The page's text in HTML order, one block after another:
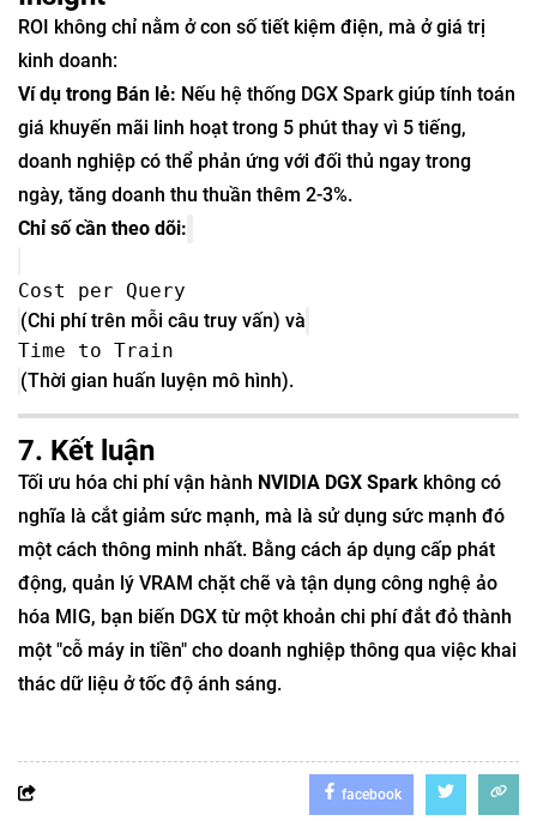
ROI không chỉ nằm ở con số tiết kiệm điện, mà ở giá trị
kinh doanh:
Ví dụ trong Bán lẻ: Nếu hệ thống DGX Spark giúp tính toán
giá khuyến mãi linh hoạt trong 5 phút thay vì 5 tiếng,
doanh nghiệp có thể phản ứng với đối thủ ngay trong
ngày, tăng doanh thu thuần thêm 2-3%.
Chỉ số cần theo dõi:
Cost per Query
(Chi phí trên mỗi câu truy vấn) và
Time to Train
(Thời gian huấn luyện mô hình).
7. Kết luận
Tối ưu hóa chi phí vận hành NVIDIA DGX Spark không có
nghĩa là cắt giảm sức mạnh, mà là sử dụng sức mạnh đó
một cách thông minh nhất. Bằng cách áp dụng cấp phát
động, quản lý VRAM chặt chẽ và tận dụng công nghệ ảo
hóa MIG, bạn biến DGX từ một khoản chi phí đắt đỏ thành
một "cỗ máy in tiền" cho doanh nghiệp thông qua việc khai
thác dữ liệu ở tốc độ ánh sáng.
facebook